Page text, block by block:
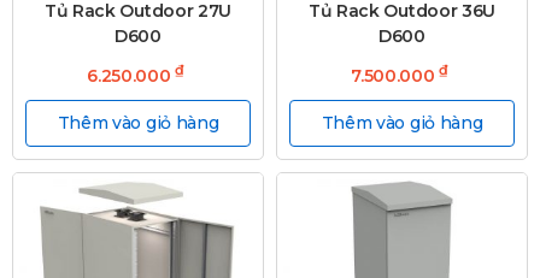
Tủ Rack Outdoor 27U
D600
6.250.000₫
Thêm vào giỏ hàng
Tủ Rack Outdoor 36U
D600
7.500.000₫
Thêm vào giỏ hàng